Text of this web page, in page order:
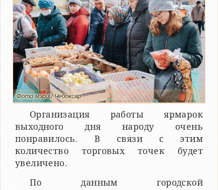
Фото мэрии Чебоксар
Организация работы ярмарок
выходного дня народу очень
понравилось. В связи с этим
количество торговых точек будет
увеличено.
По данным городской